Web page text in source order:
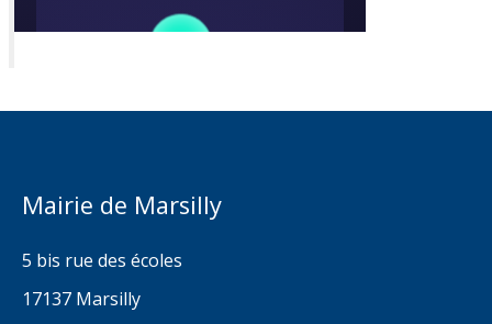
Mairie de Marsilly
5 bis rue des écoles
17137 Marsilly